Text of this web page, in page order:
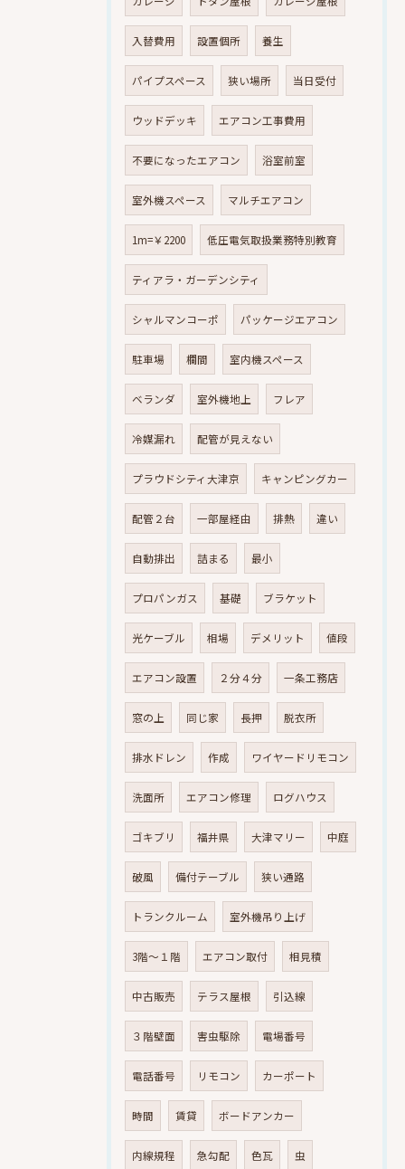
入替費用 設置個所 養生
パイプスペース 狭い場所 当日受付
ウッドデッキ エアコン工事費用
不要になったエアコン 浴室前室
室外機スペース マルチエアコン
1m=￥2200 低圧電気取扱業務特別教育
ティアラ・ガーデンシティ
シャルマンコーポ パッケージエアコン
駐車場 欄間 室内機スペース
ベランダ 室外機地上 フレア
冷媒漏れ 配管が見えない
プラウドシティ大津京 キャンピングカー
配管２台 一部屋経由 排熱 違い
自動排出 詰まる 最小
プロパンガス 基礎 ブラケット
光ケーブル 相場 デメリット 値段
エアコン設置 ２分４分 一条工務店
窓の上 同じ家 長押 脱衣所
排水ドレン 作成 ワイヤードリモコン
洗面所 エアコン修理 ログハウス
ゴキブリ 福井県 大津マリー 中庭
破風 備付テーブル 狭い通路
トランクルーム 室外機吊り上げ
3階～１階 エアコン取付 相見積
中古販売 テラス屋根 引込線
３階壁面 害虫駆除 電場番号
電話番号 リモコン カーポート
時間 賃貸 ボードアンカー
内線規程 急勾配 色瓦 虫